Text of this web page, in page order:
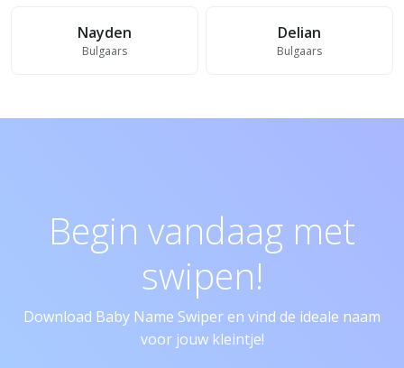
Nayden
Bulgaars
Delian
Bulgaars
Begin vandaag met
swipen!
Download Baby Name Swiper en vind de ideale naam
voor jouw kleintje!